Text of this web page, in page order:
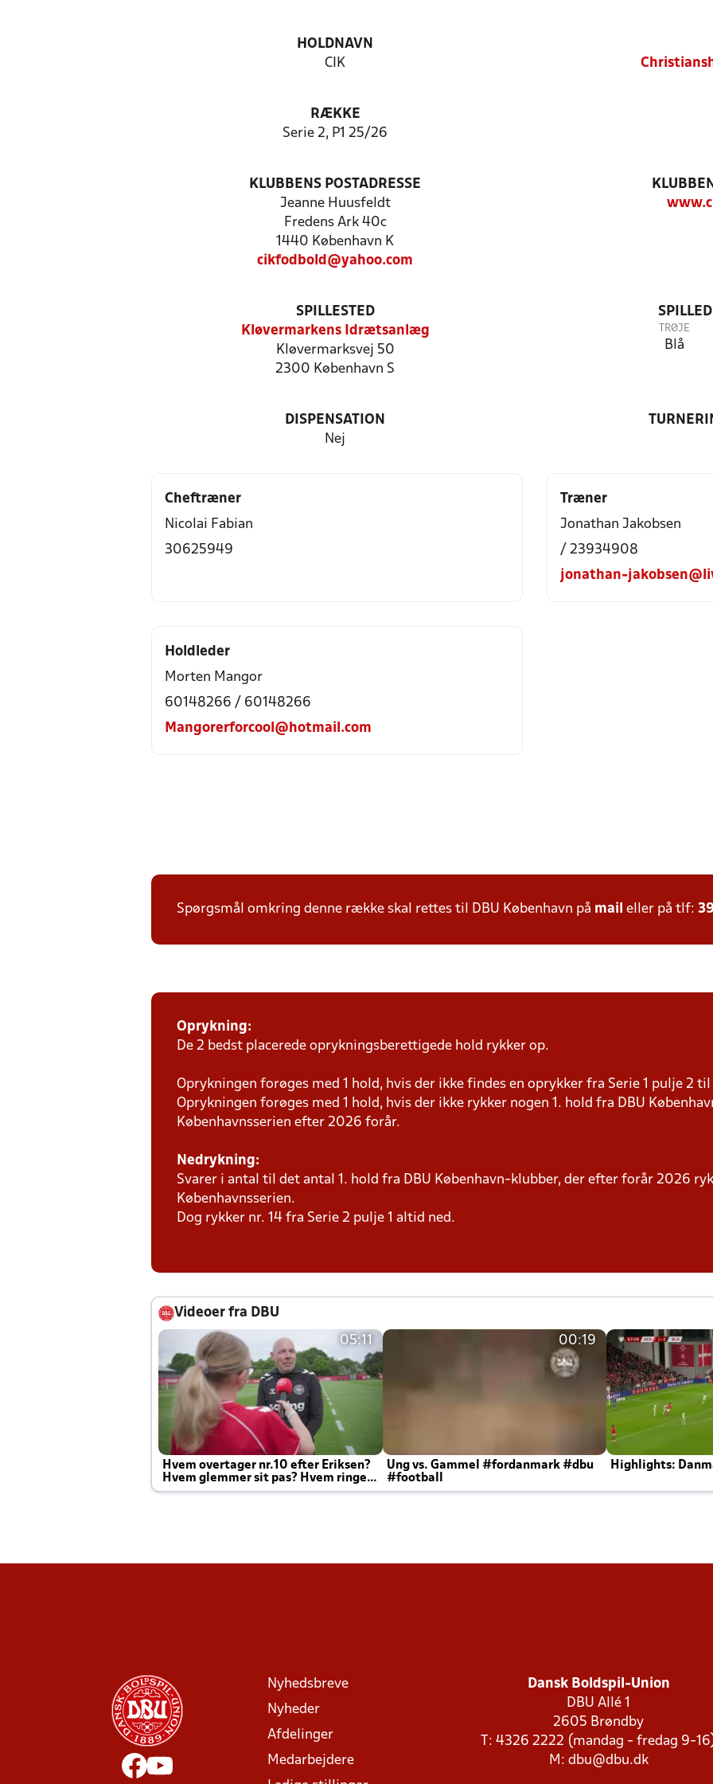
HOLDNAVN
CIK
RÆKKE
Serie 2, P1 25/26
KLUBBENS POSTADRESSE
Jeanne Huusfeldt
Fredens Ark 40c
1440 København K
cikfodbold@yahoo.com
SPILLESTED
Kløvermarkens Idrætsanlæg
Kløvermarksvej 50
2300 København S
TRØJE
Blå
DISPENSATION
Nej
Cheftræner
Nicolai Fabian
30625949
Træner
Jonathan Jakobsen
/ 23934908
jonathan-
Holdleder
Morten Mangor
60148266 / 60148266
Mangorerforcool@hotmail.com
Spørgsmål omkring denne række skal rettes til DBU København på mail eller på tlf:
Oprykning:
De 2 bedst placerede oprykningsberettigede hold rykker op.
Oprykningen forøges med 1 hold, hvis der ikke findes en oprykker fra Serie 1 pulje 2
Oprykningen forøges med 1 hold, hvis der ikke rykker nogen 1. hold fra DBU
Københavnsserien efter 2026 forår.
Nedrykning:
Svarer i antal til det antal 1. hold fra DBU København-klubber, der efter forår 2026
Københavnsserien.
Dog rykker nr. 14 fra Serie 2 pulje 1 altid ned.
Videoer fra DBU
05:11
Hvem overtager nr.10 efter Eriksen?
Hvem glemmer sit pas? Hvem ringer
Joachim altid til efter kampe?
00:19
Ung vs. Gammel #fordanmark #dbu
#football
Highlights:
Nyhedsbreve
Nyheder
Afdelinger
Medarbejdere
Dansk Boldspil-Union
DBU Allé 1
2605 Brøndby
T: 4326 2222 (mandag - fredag 9-
M: dbu@dbu.dk